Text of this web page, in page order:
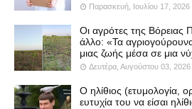
Παρασκευή, Ιουλίου 17, 2026
Οι αγρότες της Βόρειας
άλλο: «Τα
μιας ζωής μέσα σε μια
Δευτέρα, Αυγούστου 03, 2026
Ο ηλίθιος (ετυμολογία,
ευτυχία του να είσαι